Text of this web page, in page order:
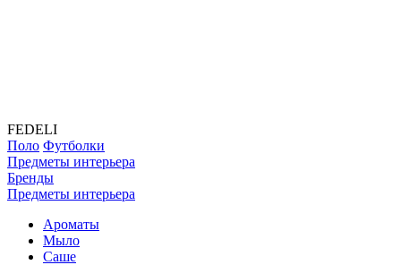
FEDELI
Поло Футболки
Предметы интерьера
Бренды
Предметы интерьера
Ароматы
Мыло
Саше